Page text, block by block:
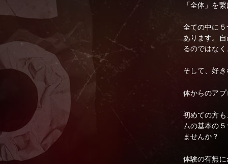
「全体」を
全ての中に
あります。
るのではな
そして、好
体からのア
初めての方
ムの基本の
ませんか？
体験の有無